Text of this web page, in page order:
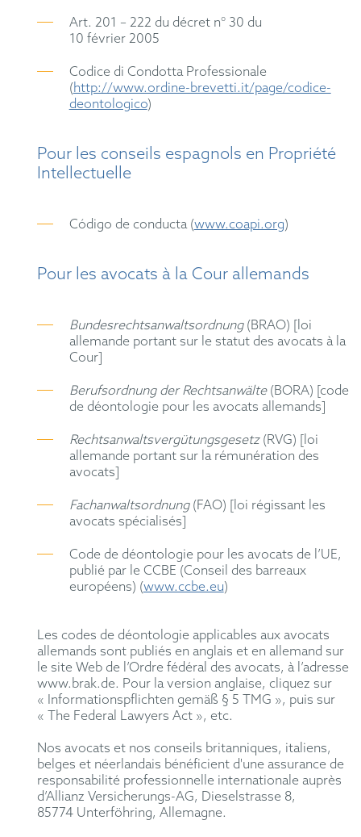
Art. 201 – 222 du décret n° 30 du
10 février 2005
Codice di Condotta Professionale
(http://www.ordine-brevetti.it/page/codice-
deontologico)
Pour les conseils espagnols en Propriété
Intellectuelle
Código de conducta (www.coapi.org)
Pour les avocats à la Cour allemands
Bundesrechtsanwaltsordnung(BRAO) [loi
allemande portant sur le statut des avocats à la
Cour]
Berufsordnung der Rechtsanwälte(BORA) [code
de déontologie pour les avocats allemands]
Rechtsanwaltsvergütungsgesetz(RVG) [loi
allemande portant sur la rémunération des
avocats]
Fachanwaltsordnung(FAO) [loi régissant les
avocats spécialisés]
Code de déontologie pour les avocats de l’UE,
publié par le CCBE (Conseil des barreaux
européens) (www.ccbe.eu)
Les codes de déontologie applicables aux avocats
allemands sont publiés en anglais et en allemand sur
le site Web de l’Ordre fédéral des avocats, à l’adresse
www.brak.de. Pour la version anglaise, cliquez sur
« Informationspflichten gemäß § 5 TMG », puis sur
« The Federal Lawyers Act », etc.
Nos avocats et nos conseils britanniques, italiens,
belges et néerlandais bénéficient d'une assurance de
responsabilité professionnelle internationale auprès
d’Allianz Versicherungs-AG, Dieselstrasse 8,
85774 Unterföhring, Allemagne.